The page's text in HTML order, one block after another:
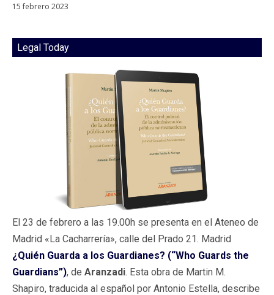
15 febrero 2023
Legal Today
El 23 de febrero a las 19.00h se presenta en el Ateneo de
Madrid «La Cacharrería», calle del Prado 21. Madrid
¿Quién Guarda a los Guardianes? (“Who Guards the
Guardians”), de Aranzadi. Esta obra de Martin M.
Shapiro, traducida al español por Antonio Estella, describe